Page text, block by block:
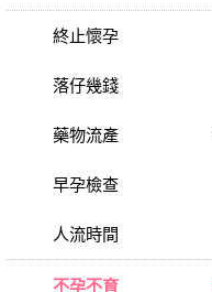
終止懷孕
落仔幾錢
藥物流產
早孕檢查
人流時間
不孕不育